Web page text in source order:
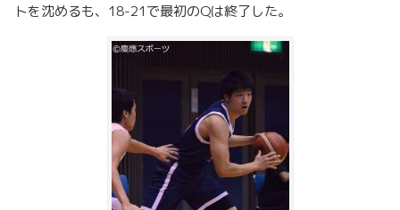
トを沈めるも、18-21で最初のQは終了した。